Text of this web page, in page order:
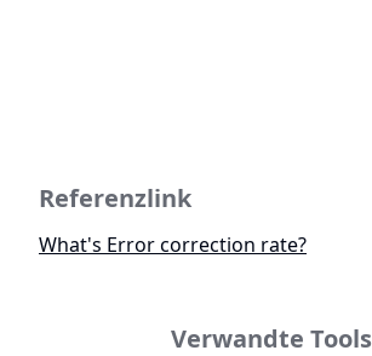
Referenzlink
What's Error correction rate?
Verwandte Tools